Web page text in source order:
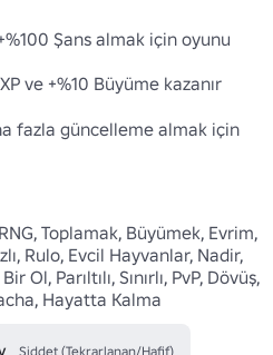
Şans almak için oyunu
ve +%10 Büyüme kazanır
fazla güncelleme almak için
Toplamak, Büyümek, Evrim,
Rulo, Evcil Hayvanlar, Nadir,
Ol, Parıltılı, Sınırlı, PvP, Dövüş,
Hayatta Kalma
Şiddet (Tekrarlanan/Hafif)